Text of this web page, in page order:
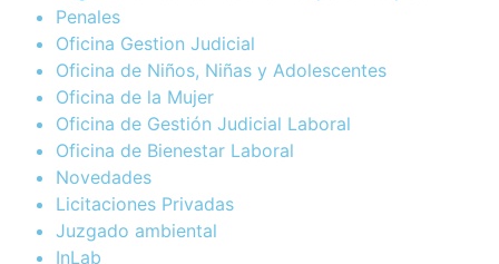
Penales
Oficina Gestion Judicial
Oficina de Niños, Niñas y Adolescentes
Oficina de la Mujer
Oficina de Gestión Judicial Laboral
Oficina de Bienestar Laboral
Novedades
Licitaciones Privadas
Juzgado ambiental
InLab